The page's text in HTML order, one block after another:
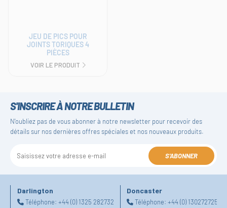
JEU DE PICS POUR
JOINTS TORIQUES 4
PIÈCES
VOIR LE PRODUIT
S'INSCRIRE À NOTRE BULLETIN
N'oubliez pas de vous abonner à notre newsletter pour recevoir des
détails sur nos dernières offres spéciales et nos nouveaux produits.
S'ABONNER
Darlington
Téléphone: +44 (0) 1325 282732
Doncaster
Téléphone:+44 (0) 1302727252